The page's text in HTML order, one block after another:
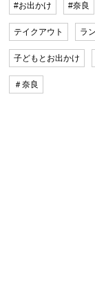
#お出かけ #奈良
テイクアウト ラ
子どもとお出かけ
＃奈良